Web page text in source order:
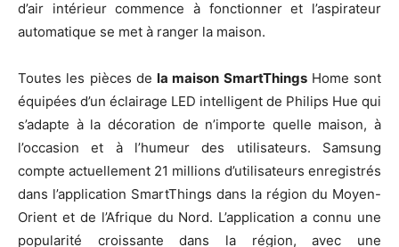
d’air intérieur commence à fonctionner et l’aspirateur
automatique se met à ranger la maison.
Toutes les pièces de la maison SmartThingsHome sont
équipées d’un éclairage LED intelligent de Philips Hue qui
s’adapte à la décoration de n’importe quelle maison, à
l’occasion et à l’humeur des utilisateurs. Samsung
compte actuellement 21 millions d’utilisateurs enregistrés
dans l’application SmartThings dans la région du Moyen-
Orient et de l’Afrique du Nord. L’application a connu une
popularité croissante dans la région, avec une